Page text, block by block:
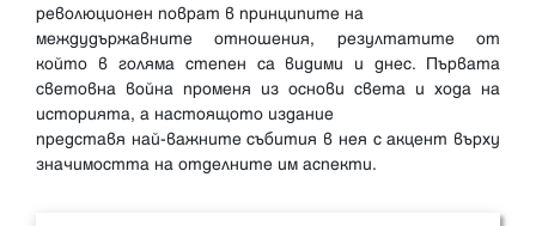
революционен поврат в принципите на
междудържавните отношения, резултатите от
който в голяма степен са видими и днес. Първата
световна война променя из основи света и хода на
историята, а настоящото издание
представя най-важните събития в нея с акцент върху